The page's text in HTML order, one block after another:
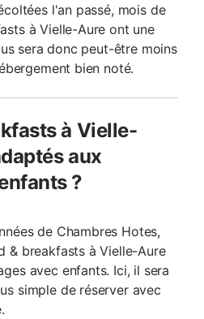
l'an passé, mois de
à Vielle-Aure ont une
sera donc peut-être moins
bien noté.
à Vielle-
aux
?
de Chambres Hotes,
& breakfasts à Vielle-Aure
avec enfants. Ici, il sera
simple de réserver avec